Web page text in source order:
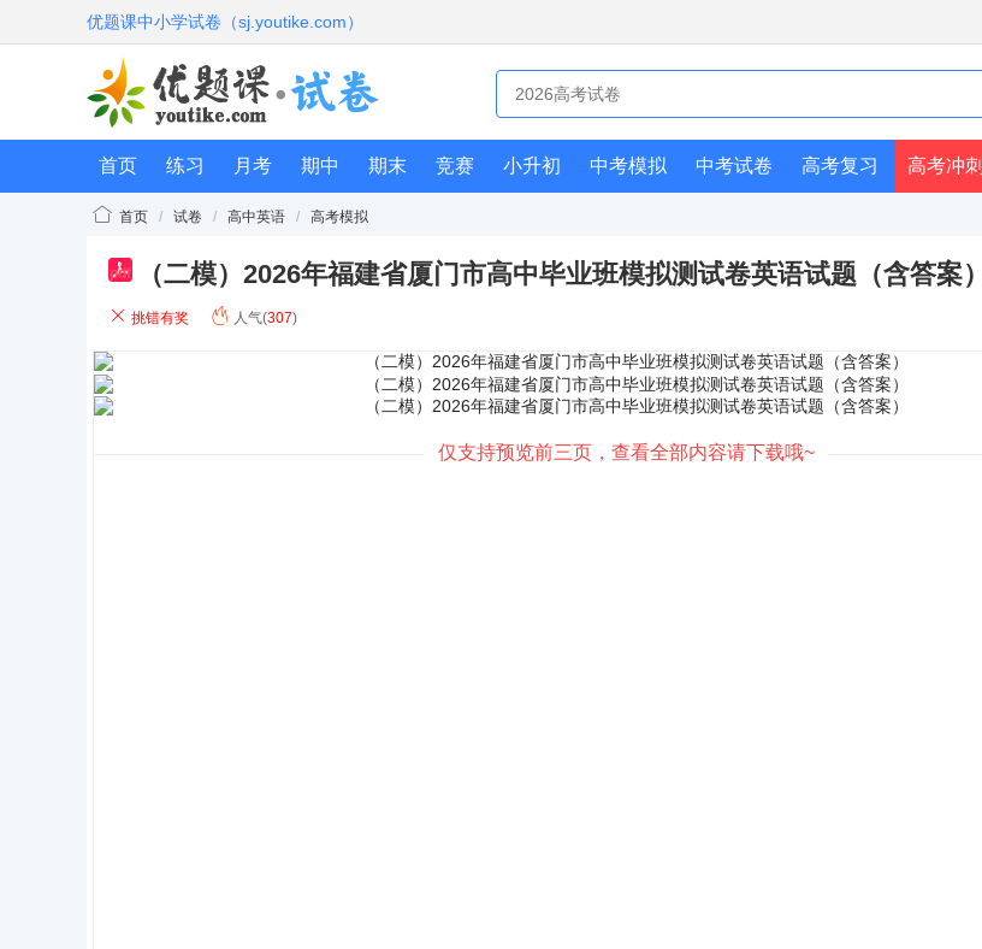
优题课中小学试卷（sj.youtike.com）
首页 练习 月考 期中 期末 竞赛 小升初 中考模拟 中考试卷 高考复习 高考冲刺
首页 / 试卷 / 高中英语 / 高考模拟
pdf （二模）2026年福建省厦门市高中毕业班模拟测试卷英语试题（含答案）
挑错有奖 人气(307)
仅支持预览前三页，查看全部内容请下载哦~